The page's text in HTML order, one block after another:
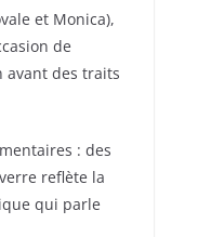
et Monica),
de
avant des traits
: des
reflète la
qui parle